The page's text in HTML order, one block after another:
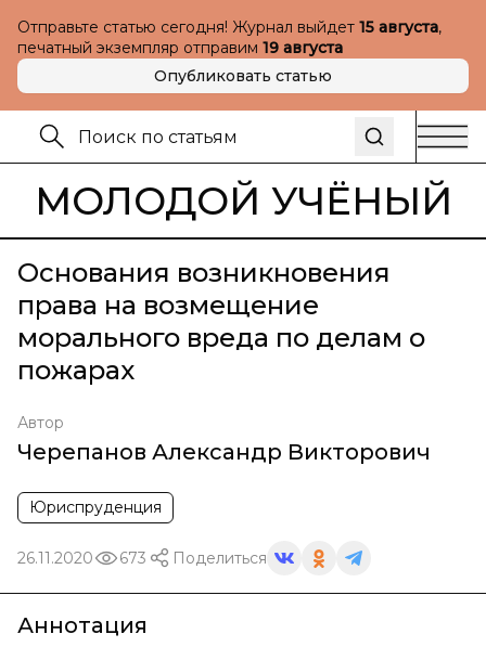
Отправьте статью сегодня! Журнал выйдет 15 августа,
печатный экземпляр отправим 19 августа
Опубликовать статью
МОЛОДОЙ УЧЁНЫЙ
Основания возникновения
права на возмещение
морального вреда по делам о
пожарах
Автор
Черепанов Александр Викторович
Юриспруденция
26.11.2020 673 Поделиться
Аннотация